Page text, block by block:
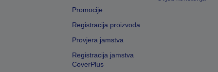
Promocije
Registracija proizvoda
Provjera jamstva
Registracija jamstva
CoverPlus